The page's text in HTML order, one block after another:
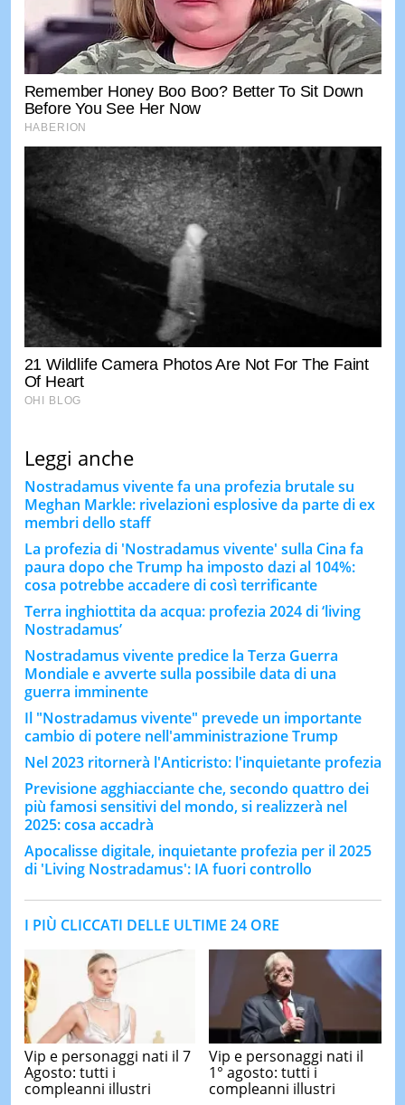
Leggi anche
Nostradamus vivente fa una profezia brutale su
Meghan Markle: rivelazioni esplosive da parte di ex
membri dello staff
La profezia di 'Nostradamus vivente' sulla Cina fa
paura dopo che Trump ha imposto dazi al 104%:
cosa potrebbe accadere di così terrificante
Terra inghiottita da acqua: profezia 2024 di ‘living
Nostradamus’
Nostradamus vivente predice la Terza Guerra
Mondiale e avverte sulla possibile data di una
guerra imminente
Il "Nostradamus vivente" prevede un importante
cambio di potere nell'amministrazione Trump
Nel 2023 ritornerà l'Anticristo: l'inquietante profezia
Previsione agghiacciante che, secondo quattro dei
più famosi sensitivi del mondo, si realizzerà nel
2025: cosa accadrà
Apocalisse digitale, inquietante profezia per il 2025
di 'Living Nostradamus': IA fuori controllo
I PIÙ CLICCATI DELLE ULTIME 24 ORE
Vip e personaggi nati il 7
Agosto: tutti i
compleanni illustri
Vip e personaggi nati il
1° agosto: tutti i
compleanni illustri